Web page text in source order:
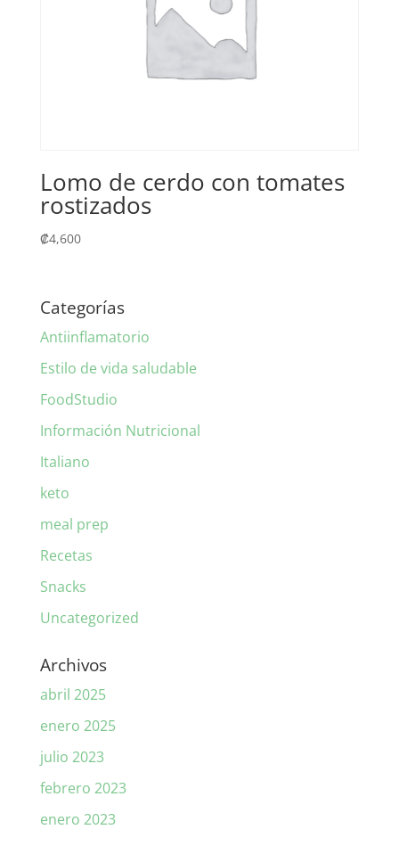
Lomo de cerdo con tomates
rostizados
₡4,600
Categorías
Antiinflamatorio
Estilo de vida saludable
FoodStudio
Información Nutricional
Italiano
keto
meal prep
Recetas
Snacks
Uncategorized
Archivos
abril 2025
enero 2025
julio 2023
febrero 2023
enero 2023